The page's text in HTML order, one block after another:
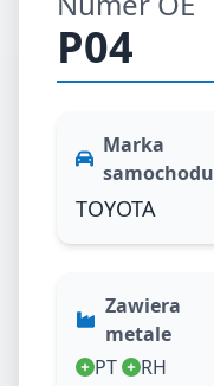
P04
Marka
samochodu
TOYOTA
Zawiera
metale
PT
RH